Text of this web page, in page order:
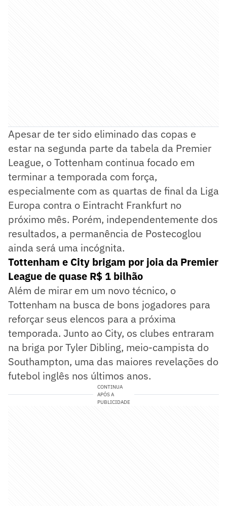
Apesar de ter sido eliminado das copas e
estar na segunda parte da tabela da Premier
League, o Tottenham continua focado em
terminar a temporada com força,
especialmente com as quartas de final da Liga
Europa contra o Eintracht Frankfurt no
próximo mês. Porém, independentemente dos
resultados, a permanência de Postecoglou
ainda será uma incógnita.
Tottenham e City brigam por joia da Premier
League de quase R$ 1 bilhão
Além de mirar em um novo técnico, o
Tottenham na busca de bons jogadores para
reforçar seus elencos para a próxima
temporada. Junto ao City, os clubes entraram
na briga por Tyler Dibling, meio-campista do
Southampton, uma das maiores revelações do
futebol inglês nos últimos anos.
CONTINUA
APÓS A
PUBLICIDADE